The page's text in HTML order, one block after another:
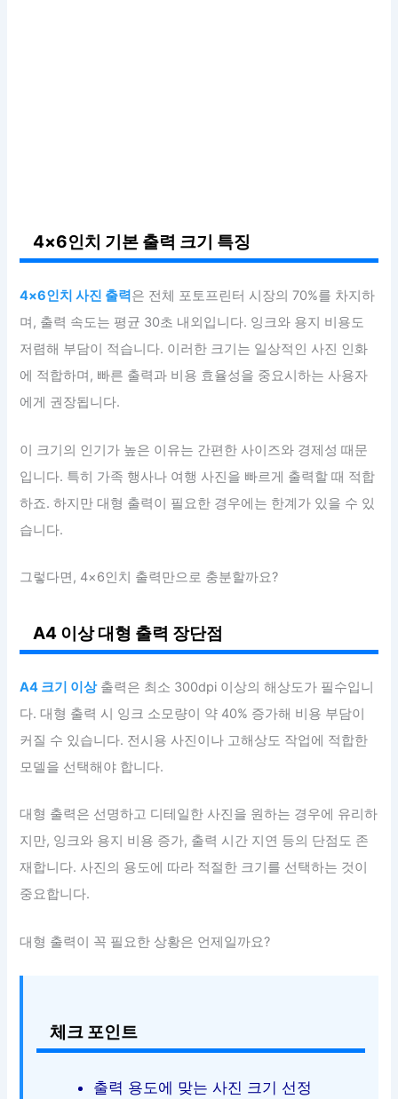
4×6인치 기본 출력 크기 특징
4×6인치 사진 출력은 전체 포토프린터 시장의 70%를 차지하
며, 출력 속도는 평균 30초 내외입니다. 잉크와 용지 비용도
저렴해 부담이 적습니다. 이러한 크기는 일상적인 사진 인화
에 적합하며, 빠른 출력과 비용 효율성을 중요시하는 사용자
에게 권장됩니다.
이 크기의 인기가 높은 이유는 간편한 사이즈와 경제성 때문
입니다. 특히 가족 행사나 여행 사진을 빠르게 출력할 때 적합
하죠. 하지만 대형 출력이 필요한 경우에는 한계가 있을 수 있
습니다.
그렇다면, 4×6인치 출력만으로 충분할까요?
A4 이상 대형 출력 장단점
A4 크기 이상출력은 최소 300dpi 이상의 해상도가 필수입니
다. 대형 출력 시 잉크 소모량이 약 40% 증가해 비용 부담이
커질 수 있습니다. 전시용 사진이나 고해상도 작업에 적합한
모델을 선택해야 합니다.
대형 출력은 선명하고 디테일한 사진을 원하는 경우에 유리하
지만, 잉크와 용지 비용 증가, 출력 시간 지연 등의 단점도 존
재합니다. 사진의 용도에 따라 적절한 크기를 선택하는 것이
중요합니다.
대형 출력이 꼭 필요한 상황은 언제일까요?
체크 포인트
출력 용도에 맞는 사진 크기 선정